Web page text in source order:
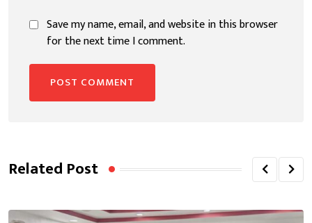
Save my name, email, and website in this browser
for the next time I comment.
Related Post